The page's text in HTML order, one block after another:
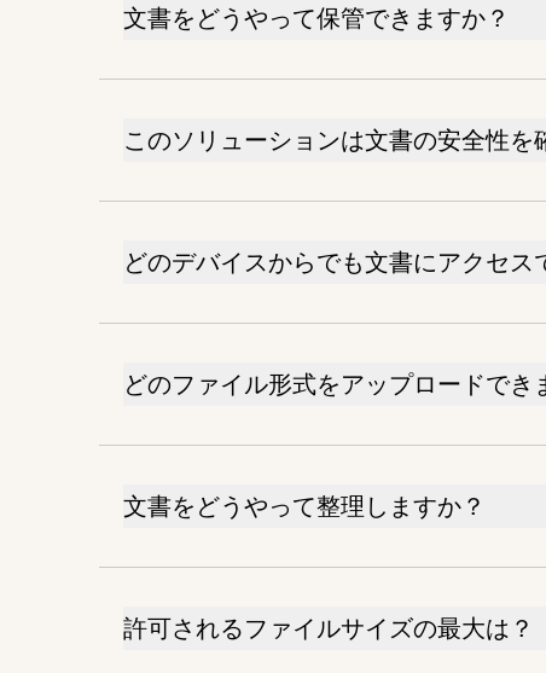
文書をどうやって保管できますか？
このソリューションは文書の安全性を
どのデバイスからでも文書にアクセス
どのファイル形式をアップロードでき
文書をどうやって整理しますか？
許可されるファイルサイズの最大は？